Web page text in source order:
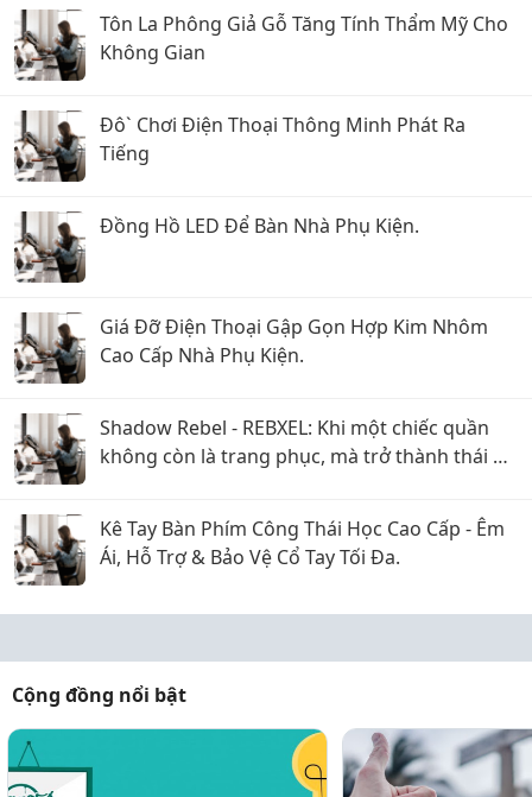
Tôn La Phông Giả Gỗ Tăng Tính Thẩm Mỹ Cho
Không Gian
Đô` Chơi Điện Thoại Thông Minh Phát Ra
Tiếng
Đồng Hồ LED Để Bàn Nhà Phụ Kiện.
Giá Đỡ Điện Thoại Gập Gọn Hợp Kim Nhôm
Cao Cấp Nhà Phụ Kiện.
Shadow Rebel - REBXEL: Khi một chiếc quần
không còn là trang phục, mà trở thành thái độ
Kê Tay Bàn Phím Công Thái Học Cao Cấp - Êm
Ái, Hỗ Trợ & Bảo Vệ Cổ Tay Tối Đa.
Cộng đồng nổi bật